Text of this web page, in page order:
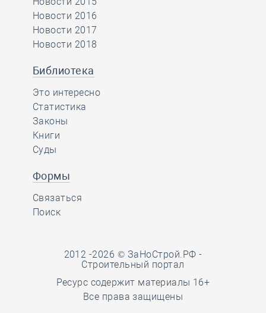
Новости 2016
Новости 2017
Новости 2018
Библиотека
Это интересно
Статистика
Законы
Книги
Суды
Формы
Связаться
Поиск
2012 -2026 © ЗаНоСтрой.РФ -
Строительный портал
Ресурс содержит материалы 16+
Все права защищены